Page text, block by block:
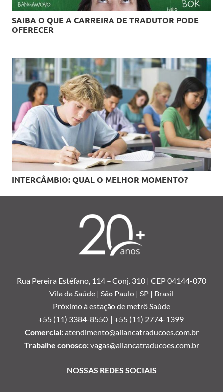
SAIBA O QUE A CARREIRA DE TRADUTOR PODE
OFERECER
INTERCÂMBIO: QUAL O MELHOR MOMENTO?
Rua Pereira Estéfano, 114 – Conj. 310 | CEP 04144-070
Vila da Saúde | São Paulo | SP | Brasil
Próximo à estação de metrô Saúde
+55 (11) 3384-8550 | +55 (11) 2774-1399
Comercial:atendimento@aliancatraducoes.com.br
Trabalhe conosco:vagas@aliancatraducoes.com.br
NOSSAS REDES SOCIAIS